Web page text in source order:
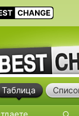
Таблица